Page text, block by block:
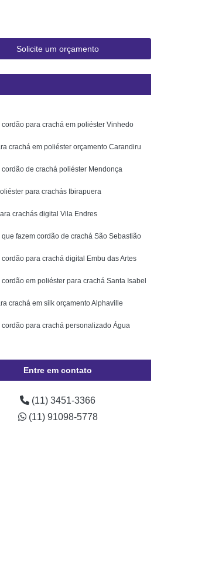
Cordão de Crachá
Crachá Digital
Poliéster para Crachá
Crachá
Santa Catarina
Rio de Janeiro
Gerais
Rio de Janeiro
Grande do Sul
Rio Grande do Sul
Santa Catarina
Rio Grande do Sul
Catarina
Crachá
Crachá com Chip
Crachá de Plástico
Rio de Janeiro
Santa Catarina
Minas Gerais
Pará
Catarina
Solicite um orçamento
cordão para crachá em poliéster Vinhedo
crachá em poliéster orçamento Carandiru
cordão de crachá poliéster Mendonça
para crachás Ibirapuera
crachás digital Vila Endres
fazem cordão de crachá São Sebastião
para crachá digital Embu das Artes
em poliéster para crachá Santa Isabel
crachá em silk orçamento Alphaville
cordão para crachá personalizado Água
Entre em contato
(11) 3451-3366
(11) 91098-5778